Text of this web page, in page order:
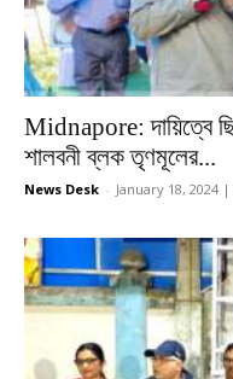
Midnapore: দায়িত্বে
শালবনী ব্লক তৃণমূলের...
News Desk - January 18, 2024 |